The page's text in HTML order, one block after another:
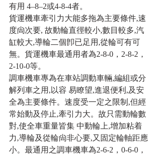
有用 4–8–2或4-8-4者。
貨運機車牽引力大能多拖為主要條件,速
度尙次要, 故動輪直徑較小,數目較多,汽
缸較大,導輪二個卽已足用,從輪可有可
無。貨運機車最通用者為2-8-0，2-8-2，
2-10-0等。
調車機車專為在車站調動車輛,編組或分
解列車之用,以容 易瞭望,進退便利,及安
全為主要條件。速度受一定之限制,但經
常始動及停止,牽引力大。故只需動輪數
對,使全車重量皆集 中動輪上,增加粘着
力,導輪及從輪尙非心要,又固定輪軸距應
小。最通用之調車機車為2-6-2，0-6-0，